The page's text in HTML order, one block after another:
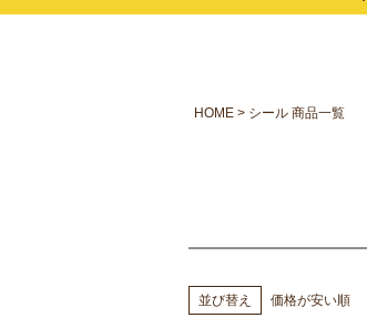
HOME シール 商品一覧
並び替え 価格が安い順